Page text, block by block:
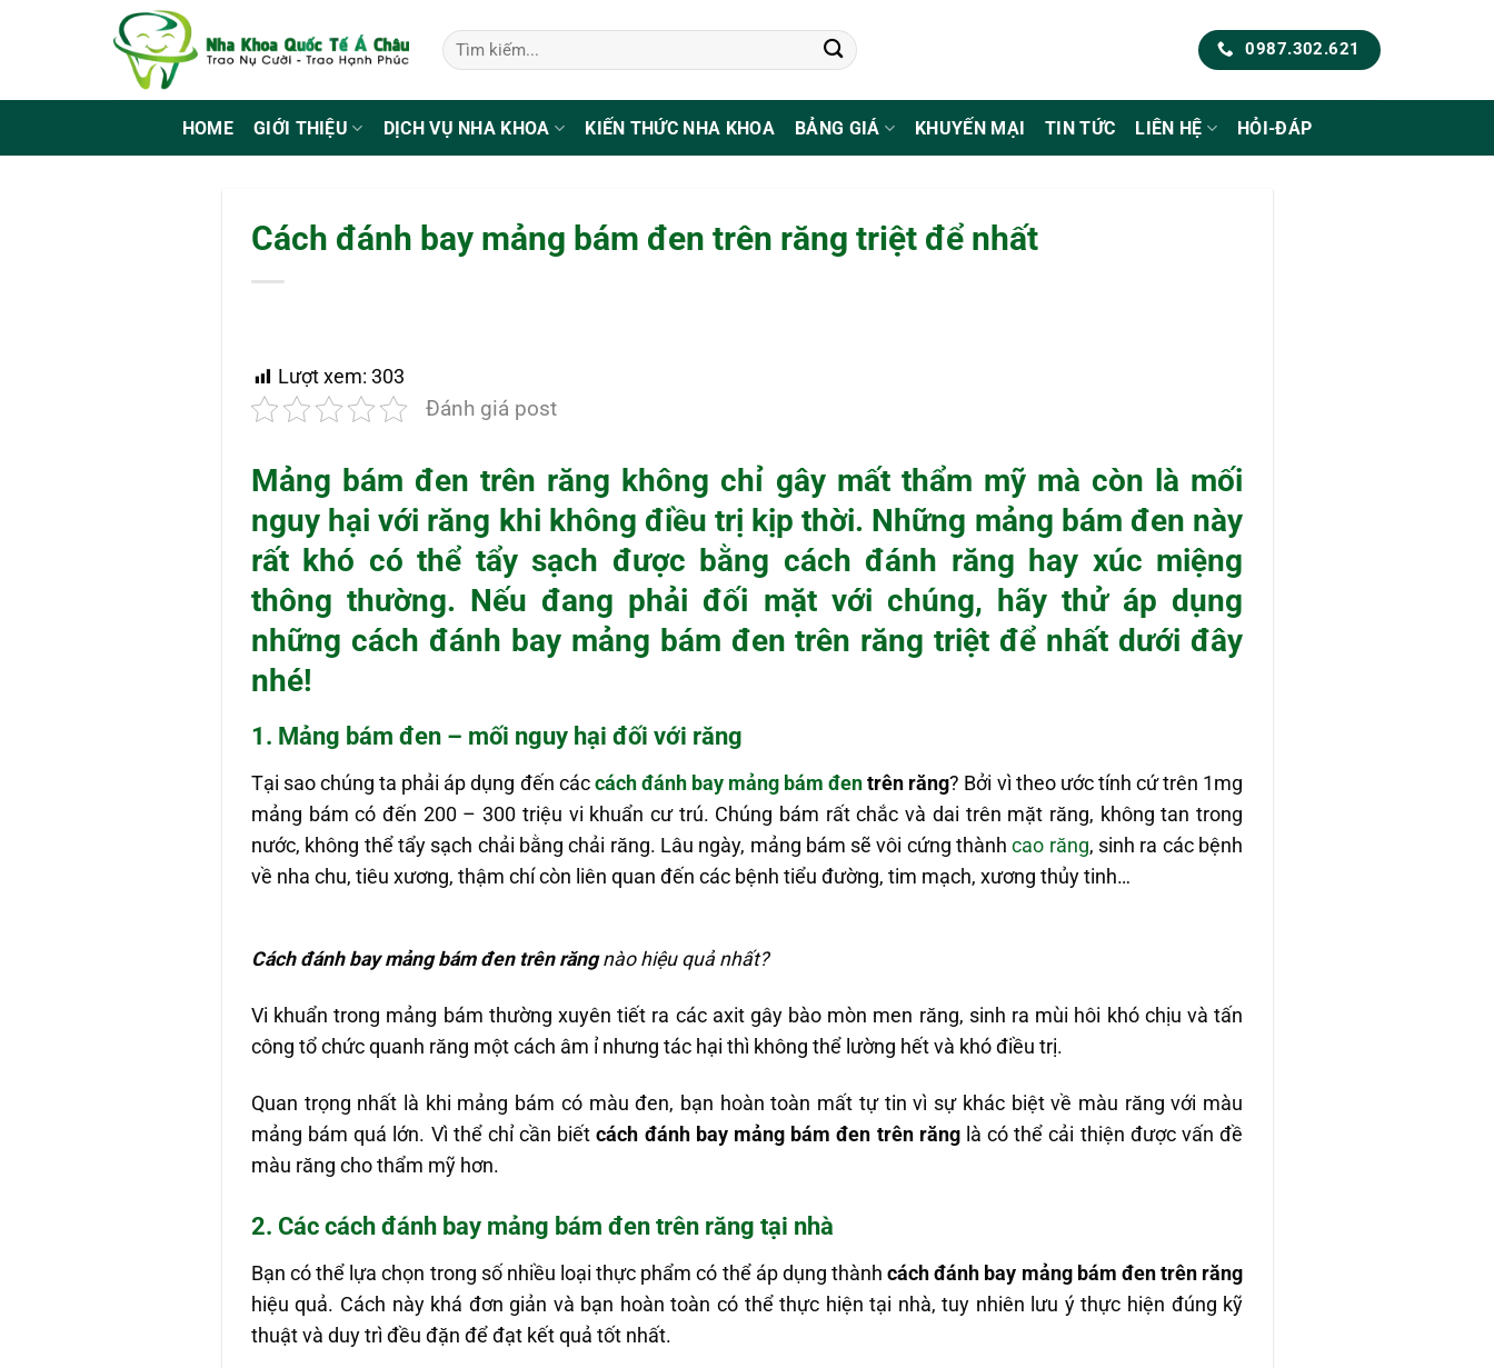
0987.302.621
HOME GIỚI THIỆU DỊCH VỤ NHA KHOA KIẾN THỨC NHA KHOA BẢNG GIÁ KHUYẾN MẠI TIN TỨC LIÊN HỆ HỎI-ĐÁP
Cách đánh bay mảng bám đen trên răng triệt để nhất
Lượt xem: 303
Đánh giá post
Mảng bám đen trên răng không chỉ gây mất thẩm mỹ mà còn là mối
nguy hại với răng khi không điều trị kịp thời. Những mảng bám đen này
rất khó có thể tẩy sạch được bằng cách đánh răng hay xúc miệng
thông thường. Nếu đang phải đối mặt với chúng, hãy thử áp dụng
những cách đánh bay mảng bám đen trên răng triệt để nhất dưới đây
nhé!
1. Mảng bám đen – mối nguy hại đối với răng
Tại sao chúng ta phải áp dụng đến các cách đánh bay mảng bám đen trên răng? Bởi vì theo ước tính cứ trên 1mg
mảng bám có đến 200 – 300 triệu vi khuẩn cư trú. Chúng bám rất chắc và dai trên mặt răng, không tan trong
nước, không thể tẩy sạch chải bằng chải răng. Lâu ngày, mảng bám sẽ vôi cứng thànhcao răng, sinh ra các bệnh
về nha chu, tiêu xương, thậm chí còn liên quan đến các bệnh tiểu đường, tim mạch, xương thủy tinh…
Cách đánh bay mảng bám đen trên răngnào hiệu quả nhất?
Vi khuẩn trong mảng bám thường xuyên tiết ra các axit gây bào mòn men răng, sinh ra mùi hôi khó chịu và tấn
công tổ chức quanh răng một cách âm ỉ nhưng tác hại thì không thể lường hết và khó điều trị.
Quan trọng nhất là khi mảng bám có màu đen, bạn hoàn toàn mất tự tin vì sự khác biệt về màu răng với màu
mảng bám quá lớn. Vì thể chỉ cần biếtcách đánh bay mảng bám đen trên rănglà có thể cải thiện được vấn đề
màu răng cho thẩm mỹ hơn.
2. Các cách đánh bay mảng bám đen trên răng tại nhà
Bạn có thể lựa chọn trong số nhiều loại thực phẩm có thể áp dụng thànhcách đánh bay mảng bám đen trên răng
hiệu quả. Cách này khá đơn giản và bạn hoàn toàn có thể thực hiện tại nhà, tuy nhiên lưu ý thực hiện đúng kỹ
thuật và duy trì đều đặn để đạt kết quả tốt nhất.